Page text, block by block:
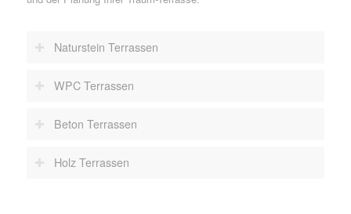
Naturstein Terrassen
WPC Terrassen
Beton Terrassen
Holz Terrassen